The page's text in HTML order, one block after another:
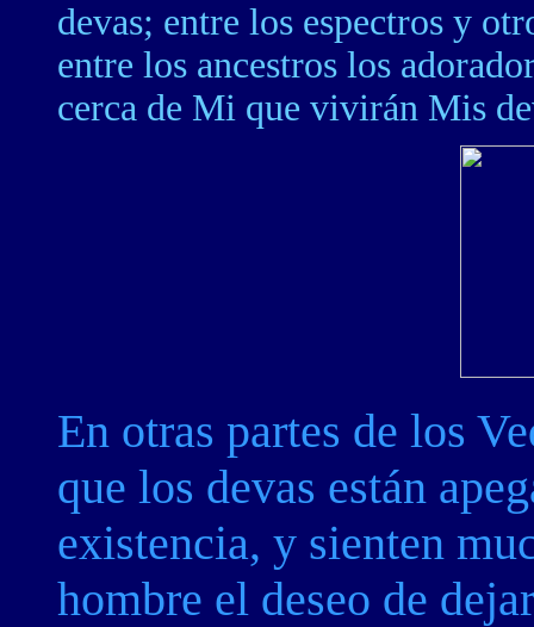
devas; entre los espectros y
entre los ancestros los
cerca de Mi que vivirán Mis
En otras partes de los
que los devas están
existencia, y sienten
hombre el deseo de